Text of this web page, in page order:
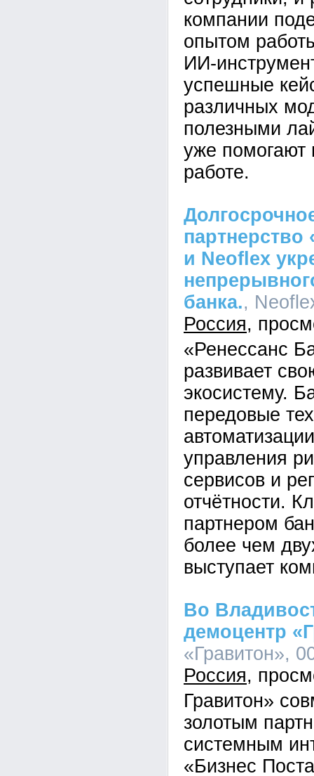
компании
опытом
ИИ-
успешные
различных
полезными
уже помогают
работе.
партнерство
и Neoflex
банка.,
Россия
«Ренессанс
развивает
экосистему.
передовые
управления
сервисов и
отчётности.
партнером
более чем
выступает
Во
демоцентр
«Гравитон»,
Россия
Гравитон»
золотым
системным
«Бизнес